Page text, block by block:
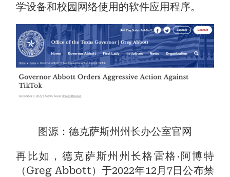
学设备和校园网络使用的软件应用程序。
图源：德克萨斯州州长办公室官网
再比如，德克萨斯州州长格雷格‧阿博特
（Greg Abbott）于2022年12月7日公布禁